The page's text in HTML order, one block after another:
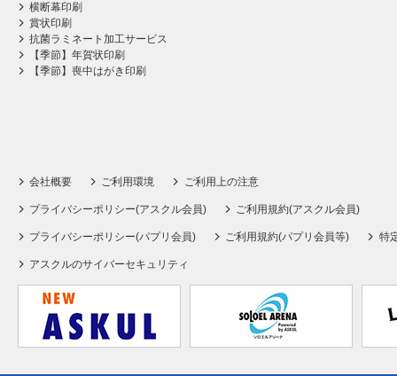
横断幕印刷
賞状印刷
抗菌ラミネート加工サービス
【季節】年賀状印刷
【季節】喪中はがき印刷
会社概要 ご利用環境 ご利用上の注意
プライバシーポリシー(アスクル会員) ご利用規約(アスクル会員)
プライバシーポリシー(パプリ会員) ご利用規約(パプリ会員等) 特
アスクルのサイバーセキュリティ